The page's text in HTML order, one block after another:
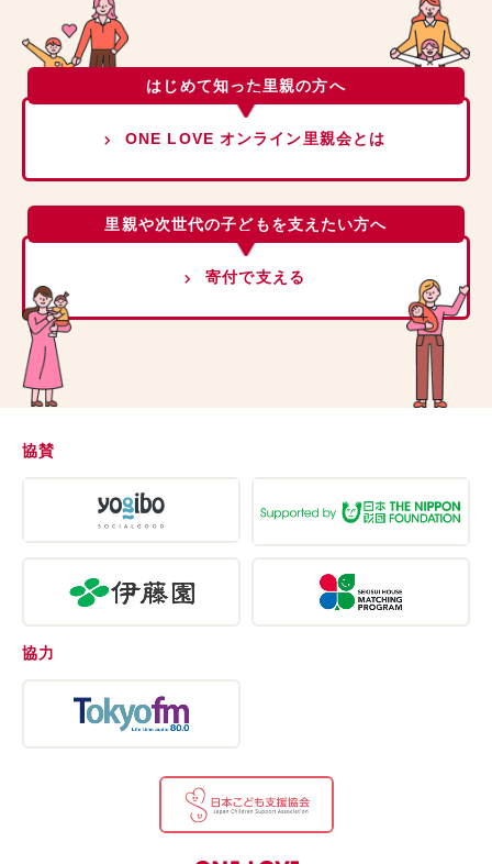
はじめて知った里親の方へ
ONE LOVE オンライン里親会とは
里親や次世代の子どもを支えたい方へ
寄付で支える
協賛
協力